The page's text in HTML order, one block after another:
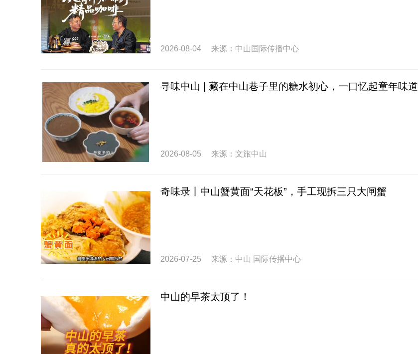
2026-08-04 来源：中山国际传播中心
寻味中山 | 藏在中山巷子里的糖水初心，一口忆起童年味道
2026-08-05 来源：文旅中山
奇味录丨中山蟹黄面“天花板”，手工现拆三只大闸蟹
2026-07-25 来源：中山 国际传播中心
中山的早茶太顶了！